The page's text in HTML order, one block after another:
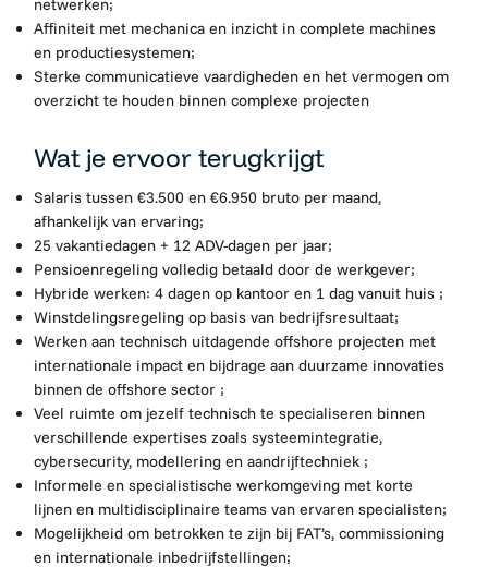
netwerken;
Affiniteit met mechanica en inzicht in complete machines
en productiesystemen;
Sterke communicatieve vaardigheden en het vermogen om
overzicht te houden binnen complexe projecten
Wat je ervoor terugkrijgt
Salaris tussen €3.500 en €6.950 bruto per maand,
afhankelijk van ervaring;
25 vakantiedagen + 12 ADV-dagen per jaar;
Pensioenregeling volledig betaald door de werkgever;
Hybride werken: 4 dagen op kantoor en 1 dag vanuit huis ;
Winstdelingsregeling op basis van bedrijfsresultaat;
Werken aan technisch uitdagende offshore projecten met
internationale impact en bijdrage aan duurzame innovaties
binnen de offshore sector ;
Veel ruimte om jezelf technisch te specialiseren binnen
verschillende expertises zoals systeemintegratie,
cybersecurity, modellering en aandrijftechniek ;
Informele en specialistische werkomgeving met korte
lijnen en multidisciplinaire teams van ervaren specialisten;
Mogelijkheid om betrokken te zijn bij FAT’s, commissioning
en internationale inbedrijfstellingen;